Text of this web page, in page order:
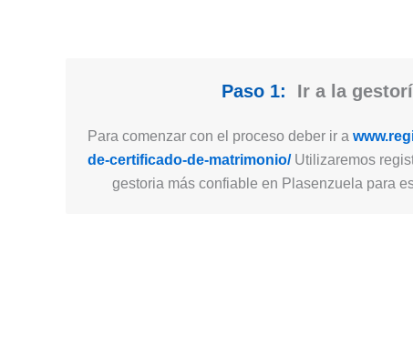
Paso 1: Ir a la
Para comenzar con el proceso deber ir a
de-certificado-de-matrimonio/Utilizaremos
gestoria más confiable en Plasenzuela para